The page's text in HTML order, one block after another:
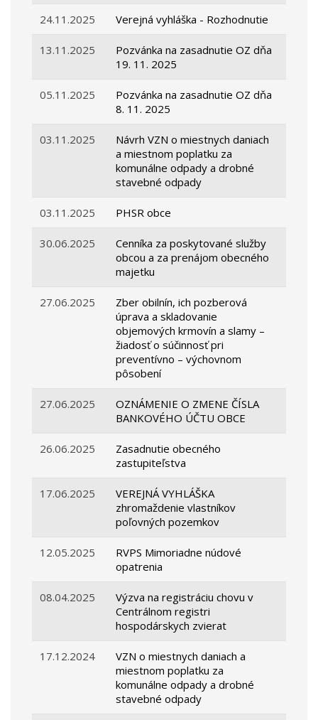
24.11.2025 Verejná vyhláška - Rozhodnutie
13.11.2025
Pozvánka na zasadnutie OZ dňa
19. 11. 2025
05.11.2025
Pozvánka na zasadnutie OZ dňa
8. 11. 2025
03.11.2025
Návrh VZN o miestnych daniach
a miestnom poplatku za
komunálne odpady a drobné
stavebné odpady
03.11.2025 PHSR obce
30.06.2025
Cenníka za poskytované služby
obcou a za prenájom obecného
majetku
27.06.2025
Zber obilnín, ich pozberová
úprava a skladovanie
objemových krmovín a slamy –
žiadosť o súčinnosť pri
preventívno – výchovnom
pôsobení
27.06.2025
OZNÁMENIE O ZMENE ČÍSLA
BANKOVÉHO ÚČTU OBCE
26.06.2025
Zasadnutie obecného
zastupiteľstva
17.06.2025
VEREJNÁ VYHLÁŠKA
zhromaždenie vlastníkov
poľovných pozemkov
12.05.2025
RVPS Mimoriadne núdové
opatrenia
08.04.2025
Výzva na registráciu chovu v
Centrálnom registri
hospodárskych zvierat
17.12.2024
VZN o miestnych daniach a
miestnom poplatku za
komunálne odpady a drobné
stavebné odpady